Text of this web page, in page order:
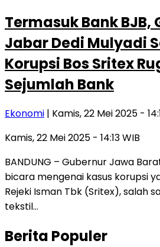
Termasuk Bank BJB,
Jabar Dedi Mulyadi
Korupsi Bos Sritex
Sejumlah Bank
Ekonomi | Kamis, 22 Mei 2025 -
Kamis, 22 Mei 2025 - 14:13 WIB
BANDUNG – Gubernur Jawa
bicara mengenai kasus korupsi
Rejeki Isman Tbk (Sritex), salah
tekstil…
Berita Populer